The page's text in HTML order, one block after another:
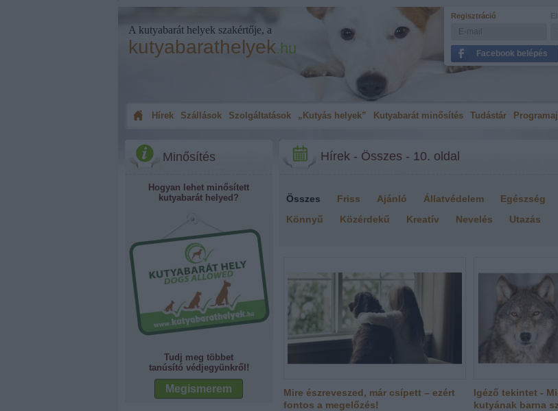
A kutyabarát helyek szakértője, a
kutyabarathelyek.hu
Regisztráció
Facebook belépés
Hírek Szállások Szolgáltatások „Kutyás helyek” Kutyabarát minősítés Tudástár
Minősítés
Hogyan lehet minősített
kutyabarát helyed?
Tudj meg többet
tanúsító védjegyünkről!
Megismerem
Hírek - Összes - 10. oldal
Összes Friss Ajánló Állatvédelem Egészség
Könnyű
Közérdekű Kreatív Nevelés Utazás
Mire észreveszed, már csípett – ezért
fontos a megelőzés!
Igéző tekintet -
kutyának barna